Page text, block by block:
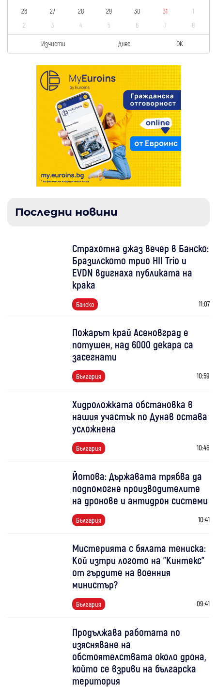
26
27 28 29 30 31
1
2
3 4 5 6 7 8
Изчисти Днес OK
Последни новини
Страхотна джаз вечер в Банско:
Бразилското трио HII Trio и
EVDN вдигнаха публиката на
крака
Банско 11:07
Пожарът край Асеновград е
потушен, над 6000 декара са
засегнати
България 10:59
Хидроложката обстановка в
нашия участък по Дунав остава
усложнена
България 10:46
Йотова: Държавата трябва да
подпомогне производителите
на дронове и антидрон системи
България 10:41
Мистерията с бялата тениска:
Кой изтри логото на "Кинтекс"
от гърдите на военния
министър?
България 09:41
Продължава работата по
изясняване на
обстоятелствата около дрона,
който се взриви на българска
територия